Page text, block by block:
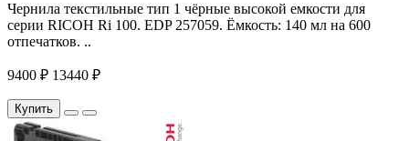
Чернила текстильные тип 1 чёрные высокой емкости для
серии RICOH Ri 100. EDP 257059. Ёмкость: 140 мл на 600
отпечатков. ..
9400 ₽ 13440 ₽
Купить